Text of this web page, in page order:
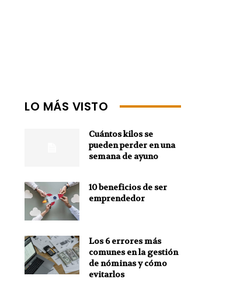
LO MÁS VISTO
Cuántos kilos se
pueden perder en una
semana de ayuno
10 beneficios de ser
emprendedor
Los 6 errores más
comunes en la gestión
de nóminas y cómo
evitarlos